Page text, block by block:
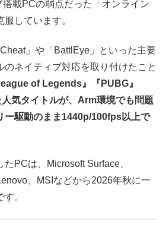
載PCの弱点だった「オンライン
しています。
」や「BattlEye」といった主要
のネイティブ対応を取り付けたこと
of Legends』『PUBG』
気タイトルが、Arm環境でも問題
ー駆動のまま1440p/100fps以上で
PCは、Microsoft Surface、
、MSIなどから2026年秋に一
。